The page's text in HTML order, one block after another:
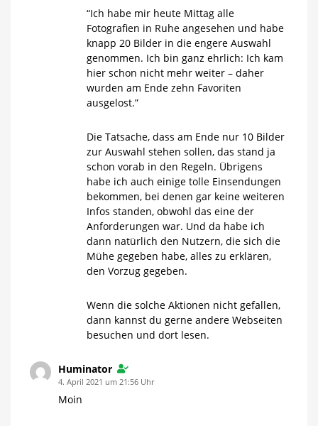
“Ich habe mir heute Mittag alle
Fotografien in Ruhe angesehen und habe
knapp 20 Bilder in die engere Auswahl
genommen. Ich bin ganz ehrlich: Ich kam
hier schon nicht mehr weiter – daher
wurden am Ende zehn Favoriten
ausgelost.”
Die Tatsache, dass am Ende nur 10 Bilder
zur Auswahl stehen sollen, das stand ja
schon vorab in den Regeln. Übrigens
habe ich auch einige tolle Einsendungen
bekommen, bei denen gar keine weiteren
Infos standen, obwohl das eine der
Anforderungen war. Und da habe ich
dann natürlich den Nutzern, die sich die
Mühe gegeben habe, alles zu erklären,
den Vorzug gegeben.
Wenn die solche Aktionen nicht gefallen,
dann kannst du gerne andere Webseiten
besuchen und dort lesen.
Huminator
4. April 2021 um 21:56 Uhr
Moin